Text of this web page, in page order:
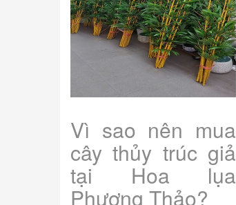
Vì sao nên mua
cây thủy trúc giả
tại Hoa lụa
Phương Thảo?